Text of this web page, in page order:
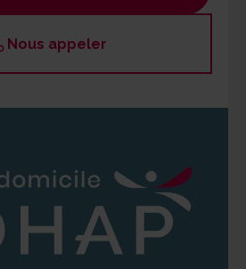
09h - 12h / 14h-17h
09h - 12h / 14h-17h
Nous appeler